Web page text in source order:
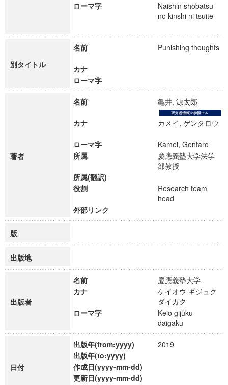
ローマ字
Naishin shobatsu
no kinshi ni tsuite
別タイトル
名前 Punishing thoughts
カナ
ローマ字
著者
名前 亀井, 源太郎
カナ カメイ, ゲンタロウ
ローマ字
Kamei, Gentaro
所属
慶應義塾大学法学
部教授
所属(翻訳)
役割
Research team
head
外部リンク
版
出版地
出版者
名前
慶應義塾大学
カナ
ケイオウ ギジュク
ダイガク
ローマ字
Keiō gijuku
daigaku
日付
出版年(from:yyyy)
2019
出版年(to:yyyy)
作成日(yyyy-mm-dd)
更新日(yyyy-mm-dd)